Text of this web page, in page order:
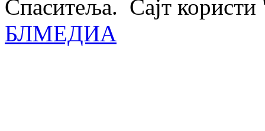
Спаситеља. Сајт
БЛМЕДИА